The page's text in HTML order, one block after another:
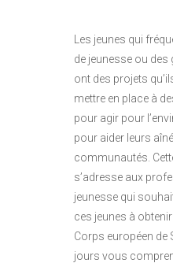
Les jeunes qui
de jeunesse ou des
ont des projets
mettre en place à
pour agir pour
pour aider leurs
communautés.
s’adresse aux
jeunesse qui
ces jeunes à
Corps européen de
jours vous